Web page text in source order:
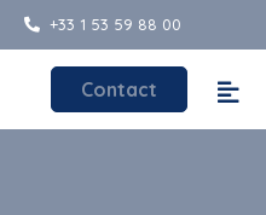
+33 1 53 59 88 00
Contact